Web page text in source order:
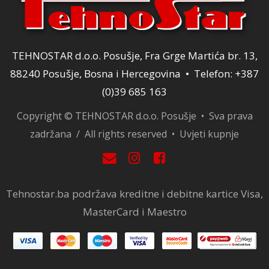
TEHNOSTAR d.o.o. Posušje, Fra Grge Martića br. 13,
88240 Posušje, Bosna i Hercegovina • Telefon: +387
(0)39 685 163
Copyright © TEHNOSTAR d.o.o. Posušje • Sva prava
zadržana / All rights reserved • Uvjeti kupnje
Tehnostar.ba podržava kreditne i debitne kartice Visa,
MasterCard i Maestro